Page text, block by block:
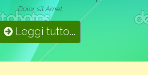
Dolor sit Amet
Leggi tutto...